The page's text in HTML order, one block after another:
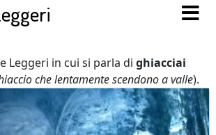
Leggeri in cui si parla di ghiacciai
che lentamente scendono a valle).